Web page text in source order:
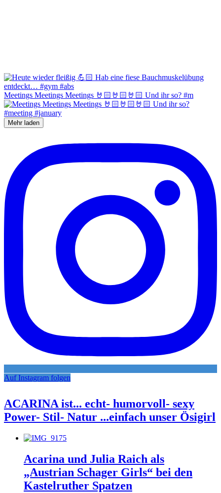
Meetings Meetings Meetings 🤘🏻🤘🏻🤘🏻 Und ihr so? #m
Mehr laden
Auf Instagram folgen
ACARINA ist... echt- humorvoll- sexy
Power- Stil- Natur ...einfach unser Ösigirl
Acarina und Julia Raich als
„Austrian Schager Girls“ bei den
Kastelruther Spatzen